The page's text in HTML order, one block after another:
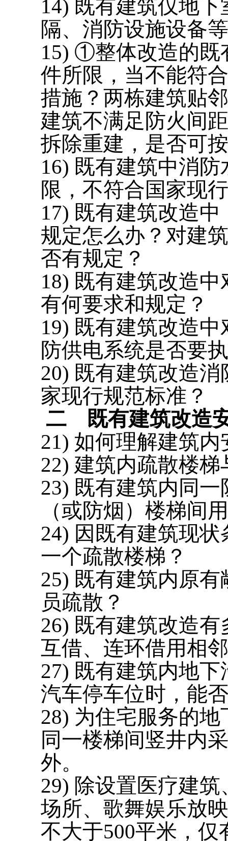
14) 既有建筑仅地
隔、消防设施设备
15) ①整体改造的既
件所限，当不能符
措施？两栋建筑贴
建筑不满足防火间
拆除重建，是否可
16) 既有建筑中消
限，不符合国家现
17) 既有建筑改造
规定怎么办？对建
否有规定？
18) 既有建筑改造
有何要求和规定？
19) 既有建筑改造
防供电系统是否要
20) 既有建筑改造
家现行规范标准？
二
既有建筑改造
21) 如何理解建筑
22) 建筑内疏散楼
23) 既有建筑内同
（或防烟）楼梯间
24) 因既有建筑现
一个疏散楼梯？
25) 既有建筑内原
员疏散？
26) 既有建筑改造
互借、连环借用相
27) 既有建筑内地
汽车停车位时，能
28) 为住宅服务的
同一楼梯间竖井内
外。
29) 除设置医疗建
场所、歌舞娱乐放
不大于500平米，